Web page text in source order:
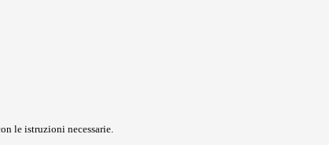
le istruzioni necessarie.